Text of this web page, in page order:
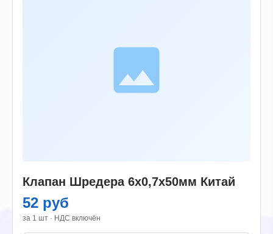
Клапан Шредера 6х0,7х50мм Китай
52 руб
за 1 шт · НДС включён